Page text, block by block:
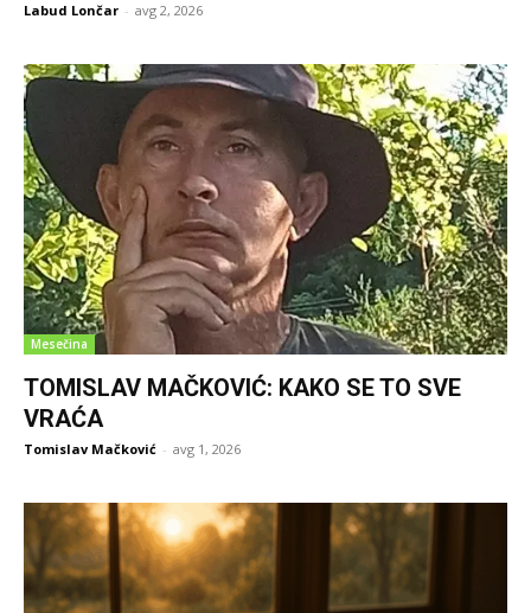
Labud Lončar - avg 2, 2026
Mesečina
TOMISLAV MAČKOVIĆ: KAKO SE TO SVE
VRAĆA
Tomislav Mačković - avg 1, 2026